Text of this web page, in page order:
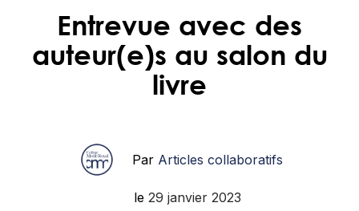
Entrevue avec des
auteur(e)s au salon du
livre
ParArticles collaboratifs
le 29 janvier 2023